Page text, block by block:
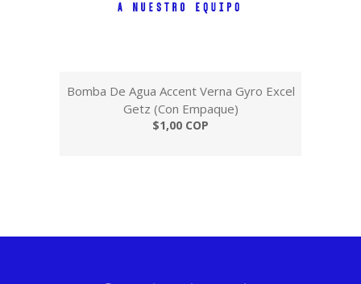
Bomba De Agua Accent Verna Gyro Excel
Getz (Con Empaque)
$1,00 COP